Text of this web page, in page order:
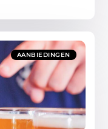
AANBIEDINGEN